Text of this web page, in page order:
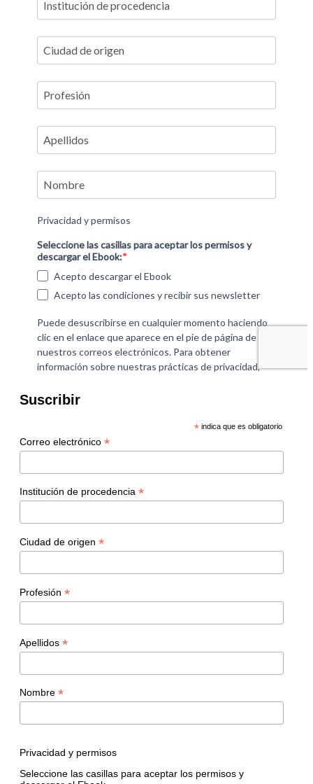
Suscribir
* indica que es obligatorio
Correo electrónico *
Institución de procedencia *
Ciudad de origen *
Profesión *
Apellidos *
Nombre *
Privacidad y permisos
Seleccione las casillas para aceptar los permisos y